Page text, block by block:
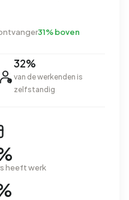
31% boven
32%
van de werkenden is
zelfstandig
heeft werk